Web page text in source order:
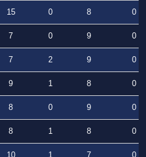
15 0 8
0
7 0 9
0
7 2 9
0
9 1 8
0
8 0 9
0
8 1 8
0
10 1 7
0